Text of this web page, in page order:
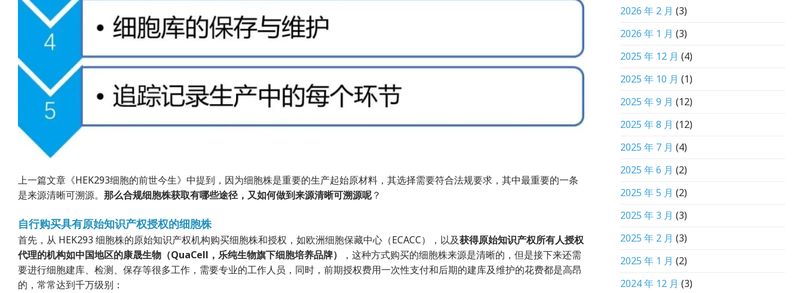
上一篇文章《HEK293细胞的前世今生》中提到，因为细胞株是重要的生产起始原材料，其选择需要符合法规要求，其中最重要的一条
是来源清晰可溯源。 那么合规细胞株获取有哪些途径，又如何做到来源清晰可溯源呢？
自行购买具有原始知识产权授权的细胞株
首先，从 HEK293 细胞株的原始知识产权机构购买细胞株和授权，如欧洲细胞保藏中心（ECACC），以及获得原始知识产权所有人授权
代理的机构如中国地区的康晟生物（QuaCell，乐纯生物旗下细胞培养品牌）
，这种方式购买的细胞株来源是清晰的，但是接下来还需
要进行细胞建库、检测、保存等很多工作，需要专业的工作人员，同时，前期授权费用一次性支付和后期的建库及维护的花费都是高昂
的，常常达到千万级别：
2026 年 2 月 (3)
2026 年 1 月 (3)
2025 年 12 月 (4)
2025 年 10 月 (1)
2025 年 9 月 (12)
2025 年 8 月 (12)
2025 年 7 月 (4)
2025 年 6 月 (2)
2025 年 5 月 (2)
2025 年 3 月 (3)
2025 年 2 月 (3)
2025 年 1 月 (2)
2024 年 12 月 (3)